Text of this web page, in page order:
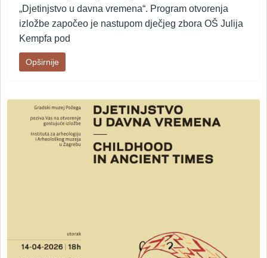
„Djetinjstvo u davna vremena“. Program otvorenja
izložbe započeo je nastupom dječjeg zbora OŠ Julija
Kempfa pod
Opširnije